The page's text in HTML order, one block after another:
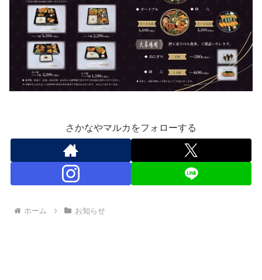
さかなやマルカをフォローする
ホーム お知らせ